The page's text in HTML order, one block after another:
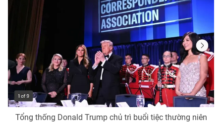
Tổng thống Donald Trump chủ trì buổi tiệc thường niên